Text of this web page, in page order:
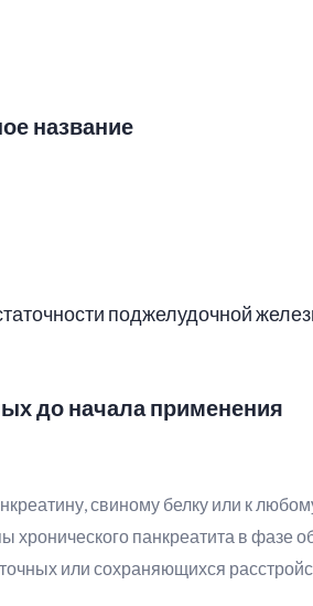
название
поджелудочной
до начала применения
свиному белку или к
хронического панкреатита в
или сохраняющихся